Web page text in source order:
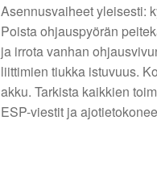
Asennusvaiheet yleisesti:
Poista ohjauspyörän
ja irrota vanhan
liittimien tiukka istuvuus.
akku. Tarkista kaikkien
ESP-viestit ja